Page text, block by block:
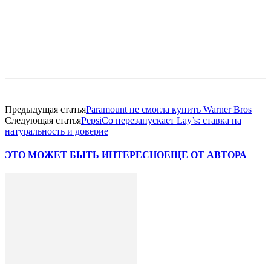
Предыдущая статьяParamount не смогла купить Warner Bros
Следующая статьяPepsiCo перезапускает Lay’s: ставка на
натуральность и доверие
ЭТО МОЖЕТ БЫТЬ ИНТЕРЕСНОЕЩЕ ОТ АВТОРА